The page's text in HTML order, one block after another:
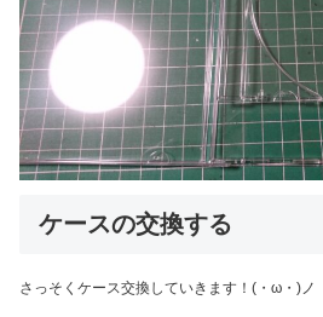
ケースの交換する
さっそくケース交換していきます！(・ω・)ノ